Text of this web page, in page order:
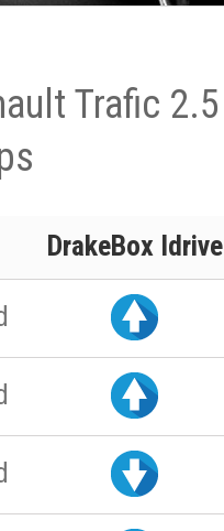
Trafic 2.5
DrakeBox Idrive